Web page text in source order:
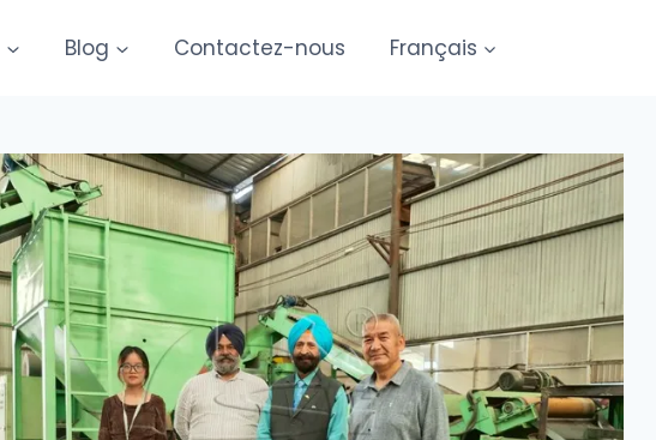
Blog Contactez-nous Français